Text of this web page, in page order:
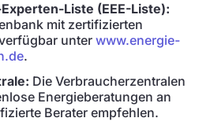
Liste (EEE-Liste):
mit zertifizierten
unter www.energie-
.
Die Verbraucherzentralen
Energieberatungen an
Berater empfehlen.